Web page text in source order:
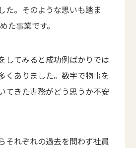
た。そのような思いも踏ま
た事業です。
してみると成功例ばかりでは
くありました。数字で物事を
てきた専務がどう思うか不安
それぞれの過去を問わず社員